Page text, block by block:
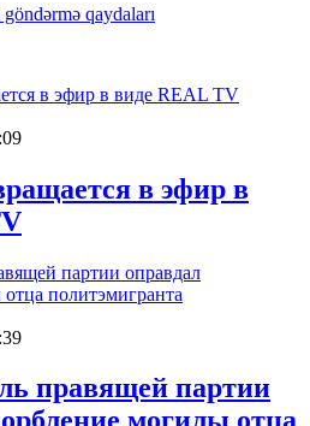
göndərmə qaydaları
в эфир в
правящей партии